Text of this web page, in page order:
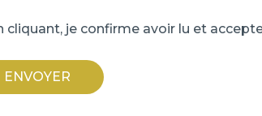
cliquant, je confirme avoir lu et
ENVOYER